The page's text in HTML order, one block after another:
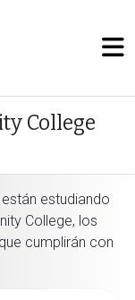
College
estudiando
College, los
cumplirán con